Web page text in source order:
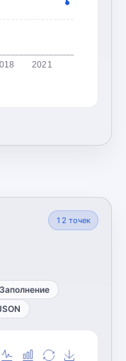
2021
12 точек
Заполнение